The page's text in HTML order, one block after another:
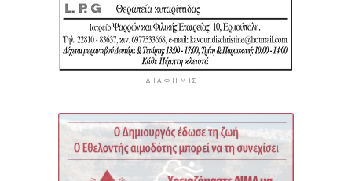
ΔΙΑΦΉΜΙΣΗ